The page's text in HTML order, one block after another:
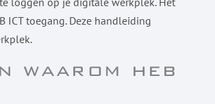
toegang. Deze handleiding
waarom heb